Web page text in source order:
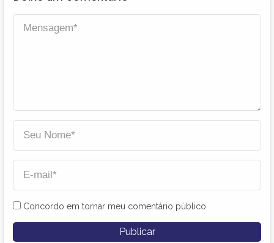
Concordo em tornar meu comentário público